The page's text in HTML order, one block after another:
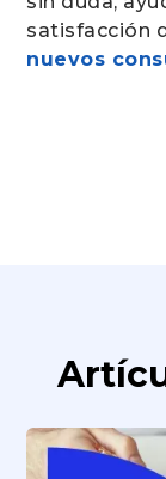
satisfacción
nuevos